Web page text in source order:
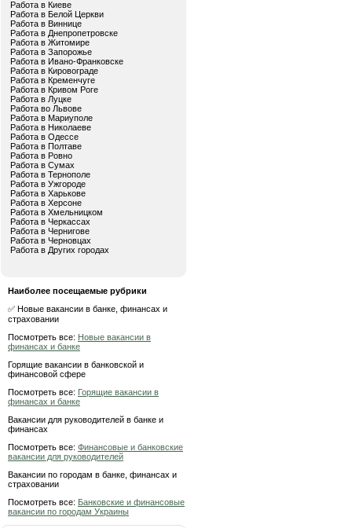
Работа в Киеве
Работа в Белой Церкви
Работа в Виннице
Работа в Днепропетровске
Работа в Житомире
Работа в Запорожье
Работа в Ивано-Франковске
Работа в Кировограде
Работа в Кременчуге
Работа в Кривом Роге
Работа в Луцке
Работа во Львове
Работа в Мариуполе
Работа в Николаеве
Работа в Одессе
Работа в Полтаве
Работа в Ровно
Работа в Сумах
Работа в Тернополе
Работа в Ужгороде
Работа в Харькове
Работа в Херсоне
Работа в Хмельницком
Работа в Черкассах
Работа в Чернигове
Работа в Черновцах
Работа в Других городах
Наиболее посещаемые рубрики
✅ Новые вакансии в банке, финансах и
страховании
Посмотреть все: Новые вакансии в
финансах и банке
Горящие вакансии в банковской и
финансовой сфере
Посмотреть все: Горящие вакансии в
финансах и банке
Вакансии для руководителей в банке и
финансах
Посмотреть все: Финансовые и банковские
вакансии для руководителей
Вакансии по городам в банке, финансах и
страховании
Посмотреть все: Банковские и финансовые
вакансии по городам Украины